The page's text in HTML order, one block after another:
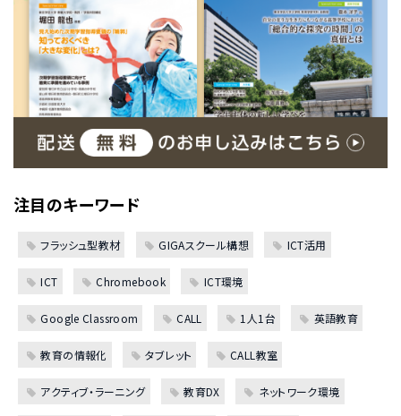
注目のキーワード
フラッシュ型教材 GIGAスクール構想 ICT活用
ICT Chromebook ICT環境
Google Classroom CALL 1人1台 英語教育
教育の情報化 タブレット CALL教室
アクティブ・ラーニング 教育DX ネットワーク環境